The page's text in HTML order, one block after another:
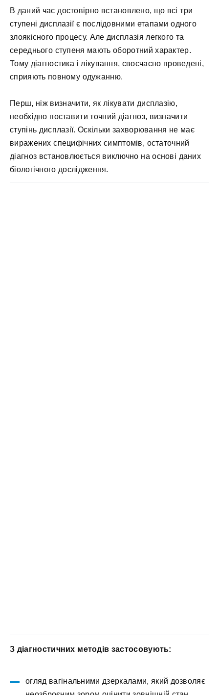
В даний час достовірно встановлено, що всі три
ступені дисплазії є послідовними етапами одного
злоякісного процесу. Але дисплазія легкого та
середнього ступеня мають оборотний характер.
Тому діагностика і лікування, своєчасно проведені,
сприяють повному одужанню.
Перш, ніж визначити, як лікувати дисплазію,
необхідно поставити точний діагноз, визначити
ступінь дисплазії. Оскільки захворювання не має
виражених специфічних симптомів, остаточний
діагноз встановлюється виключно на основі даних
біологічного дослідження.
З діагностичних методів застосовують:
огляд вагінальними дзеркалами, який дозволяє